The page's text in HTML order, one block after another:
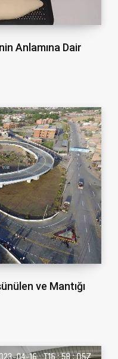
Anlamına Dair
ve Mantığı